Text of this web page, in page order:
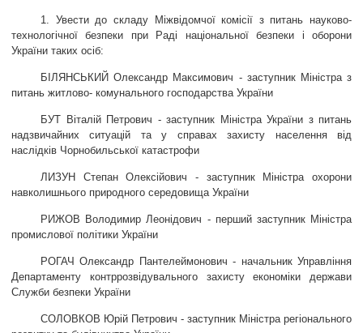
Фотогалерея
Відеогалерея
ЗВЕРНЕННЯ ГРОМАДЯН
Звернення громадян
Електронне звернення
ДОСТУП ДО ПУБЛІЧНОЇ ІНФОРМАЦІЇ
Запит на отримання публічної інформації
Облік публічної інформації
Питання запобігання корупції
Внутрішній аудит
1. Увести до складу Міжвідомчої комісії з питань науково-
технологічної безпеки при Раді національної безпеки і оборони
України таких осіб:
БІЛЯНСЬКИЙ Олександр Максимович - заступник Міністра з
питань житлово- комунального господарства України
БУТ Віталій Петрович - заступник Міністра України з питань
надзвичайних ситуацій та у справах захисту населення від
наслідків Чорнобильської катастрофи
ЛИЗУН Степан Олексійович - заступник Міністра охорони
навколишнього природного середовища України
РИЖОВ Володимир Леонідович - перший заступник Міністра
промислової політики України
РОГАЧ Олександр Пантелеймонович - начальник Управління
Департаменту контррозвідувального захисту економіки держави
Служби безпеки України
СОЛОВКОВ Юрій Петрович - заступник Міністра регіонального